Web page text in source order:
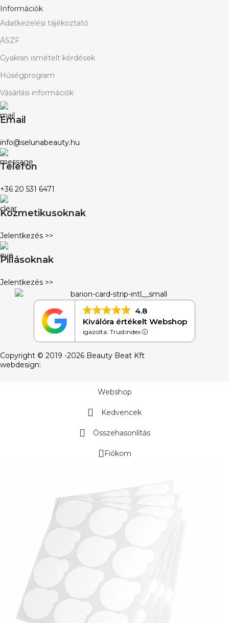
Információk
Adatkezelési tájékoztató
ÁSZF
Gyakran ismételt kérdések
Hűségprogram
Vásárlási információk
Email
info@selunabeauty.hu
Telefon
+36 20 531 6471
Kozmetikusoknak
Jelentkezés >>
Pillásoknak
Jelentkezés >>
4.8
Kiválóra értékelt Webshop
igazolta: Trustindex
Copyright © 2019 -2026 Beauty Beat Kft
webdesign:
Webshop
Kedvencek
Összehasonlítás
Fiókom